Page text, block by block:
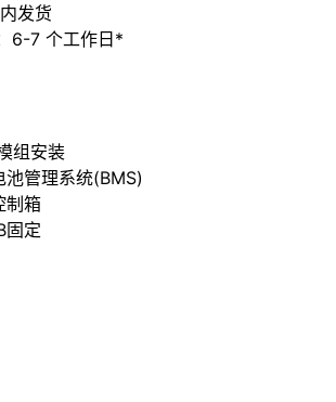
发货
6-7 个工作日*
组安装
池管理系统(BMS)
制箱
固定